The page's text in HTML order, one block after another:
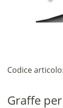
Codice articolo:
Graffe